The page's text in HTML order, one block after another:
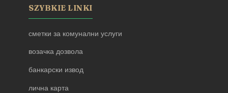
SZYBKIE LINKI
сметки за комунални услуги
возачка дозвола
банкарски извод
лична карта